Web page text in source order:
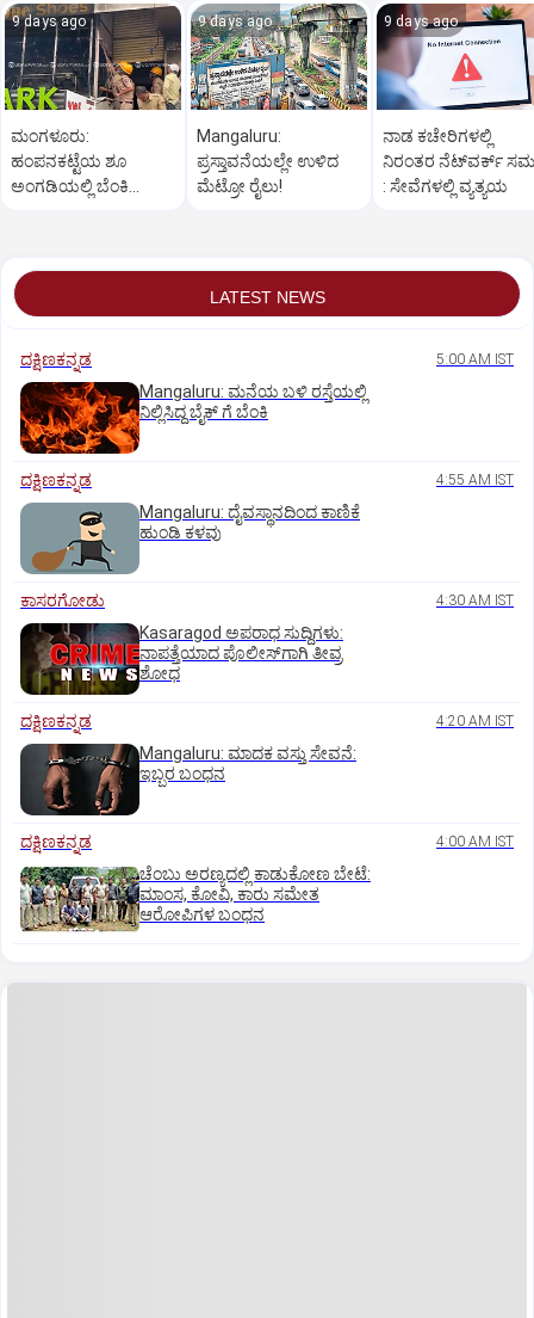
9 days ago
ಮಂಗಳೂರು:
ಹಂಪನಕಟ್ಟೆಯ ಶೂ
ಅಂಗಡಿಯಲ್ಲಿ ಬೆಂಕಿ
9 days ago
Mangaluru:
ಪ್ರಸ್ತಾವನೆಯಲ್ಲೇ ಉಳಿದ
ಮೆಟ್ರೋ ರೈಲು!
9 days ago
ನಾಡ ಕಚೇರಿಗಳಲ್ಲಿ
ನಿರಂತರ ನೆಟ್‌ವರ್ಕ್‌
: ಸೇವೆಗಳಲ್ಲಿ ವ್ಯತ್ಯಯ
LATEST NEWS
ದಕ್ಷಿಣಕನ್ನಡ 5:00 AM IST
Mangaluru: ಮನೆಯ ಬಳಿ ರಸ್ತೆಯಲ್ಲಿ
ನಿಲ್ಲಿಸಿದ್ದ ಬೈಕ್ ಗೆ ಬೆಂಕಿ
ದಕ್ಷಿಣಕನ್ನಡ 4:55 AM IST
Mangaluru: ದೈವಸ್ಥಾನದಿಂದ ಕಾಣಿಕೆ
ಹುಂಡಿ ಕಳವು
ಕಾಸರಗೋಡು 4:30 AM IST
Kasaragod ಅಪರಾಧ ಸುದ್ದಿಗಳು:
ನಾಪತ್ತೆಯಾದ ಪೊಲೀಸ್‌ಗಾಗಿ ತೀವ್ರ
ಶೋಧ
ದಕ್ಷಿಣಕನ್ನಡ 4:20 AM IST
Mangaluru: ಮಾದಕ ವಸ್ತು ಸೇವನೆ:
ಇಬ್ಬರ ಬಂಧನ
ದಕ್ಷಿಣಕನ್ನಡ 4:00 AM IST
ಚೆಂಬು ಅರಣ್ಯದಲ್ಲಿ ಕಾಡುಕೋಣ ಬೇಟೆ:
ಮಾಂಸ, ಕೋವಿ, ಕಾರು ಸಮೇತ
ಆರೋಪಿಗಳ ಬಂಧನ